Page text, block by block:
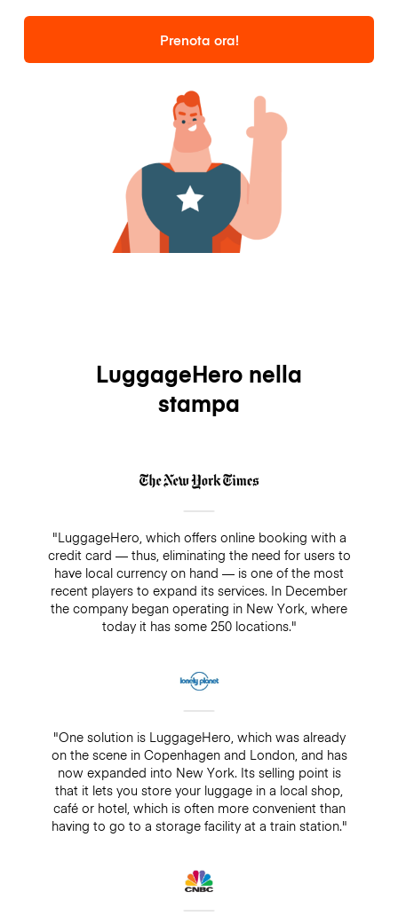
Prenota ora!
LuggageHero nella
stampa
"LuggageHero, which offers online booking with a
credit card — thus, eliminating the need for users to
have local currency on hand — is one of the most
recent players to expand its services. In December
the company began operating in New York, where
today it has some 250 locations."
"One solution is LuggageHero, which was already
on the scene in Copenhagen and London, and has
now expanded into New York. Its selling point is
that it lets you store your luggage in a local shop,
café or hotel, which is often more convenient than
having to go to a storage facility at a train station."